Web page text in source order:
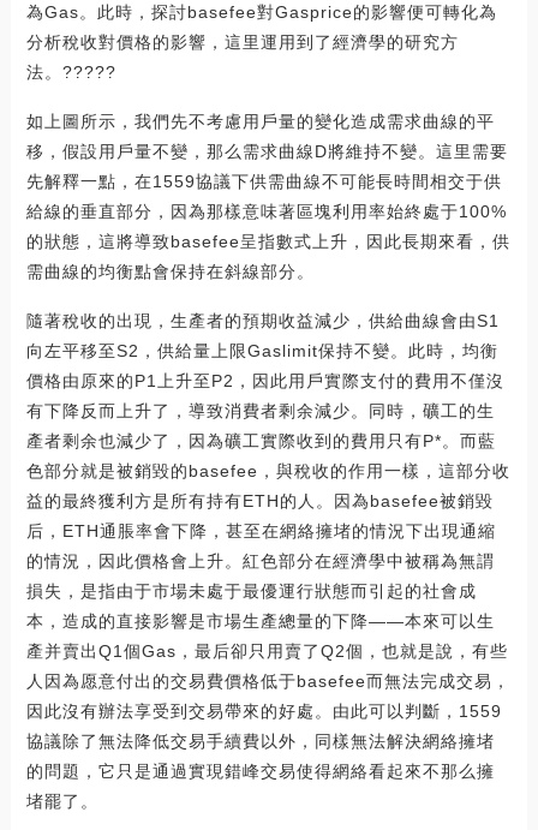
為Gas。此時，探討basefee對Gasprice的影響便可轉化為
分析稅收對價格的影響，這里運用到了經濟學的研究方
法。?????
如上圖所示，我們先不考慮用戶量的變化造成需求曲線的平
移，假設用戶量不變，那么需求曲線D將維持不變。這里需要
先解釋一點，在1559協議下供需曲線不可能長時間相交于供
給線的垂直部分，因為那樣意味著區塊利用率始終處于100%
的狀態，這將導致basefee呈指數式上升，因此長期來看，供
需曲線的均衡點會保持在斜線部分。
隨著稅收的出現，生產者的預期收益減少，供給曲線會由S1
向左平移至S2，供給量上限Gaslimit保持不變。此時，均衡
價格由原來的P1上升至P2，因此用戶實際支付的費用不僅沒
有下降反而上升了，導致消費者剩余減少。同時，礦工的生
產者剩余也減少了，因為礦工實際收到的費用只有P*。而藍
色部分就是被銷毀的basefee，與稅收的作用一樣，這部分收
益的最終獲利方是所有持有ETH的人。因為basefee被銷毀
后，ETH通脹率會下降，甚至在網絡擁堵的情況下出現通縮
的情況，因此價格會上升。紅色部分在經濟學中被稱為無謂
損失，是指由于市場未處于最優運行狀態而引起的社會成
本，造成的直接影響是市場生產總量的下降——本來可以生
產并賣出Q1個Gas，最后卻只用賣了Q2個，也就是說，有些
人因為愿意付出的交易費價格低于basefee而無法完成交易，
因此沒有辦法享受到交易帶來的好處。由此可以判斷，1559
協議除了無法降低交易手續費以外，同樣無法解決網絡擁堵
的問題，它只是通過實現錯峰交易使得網絡看起來不那么擁
堵罷了。